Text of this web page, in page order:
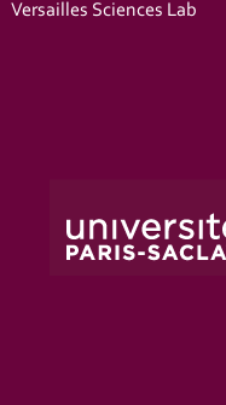
Versailles Sciences Lab